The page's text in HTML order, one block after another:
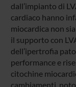
dall’impianto di
cardiaco hanno
miocardica non
il supporto con
dell’ipertrofia
performance e
citochine
cambiamenti,